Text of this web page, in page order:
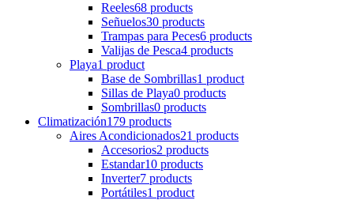
Reeles68 products
Señuelos30 products
Trampas para Peces6 products
Valijas de Pesca4 products
Playa1 product
Base de Sombrillas1 product
Sillas de Playa0 products
Sombrillas0 products
Climatización179 products
Aires Acondicionados21 products
Accesorios2 products
Estandar10 products
Inverter7 products
Portátiles1 product